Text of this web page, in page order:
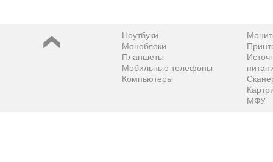
Ноутбуки
Моноблоки
Планшеты
Мобильные телефоны
Компьютеры
МФУ